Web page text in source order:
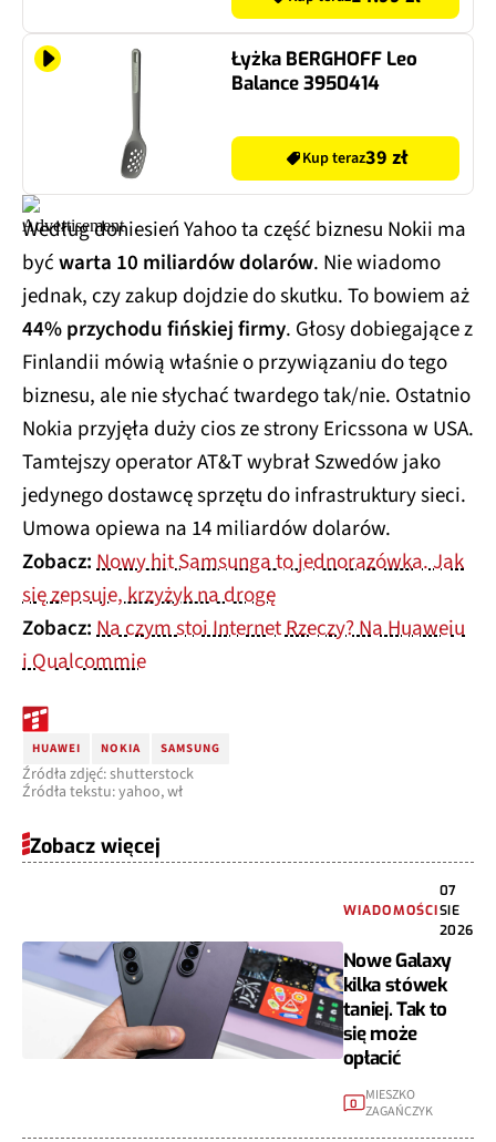
Łyżka BERGHOFF Leo
Balance 3950414
Kup teraz39 zł
Według doniesień Yahoo ta część biznesu Nokii ma
byćwarta 10 miliardów dolarów. Nie wiadomo
jednak, czy zakup dojdzie do skutku. To bowiem aż
44% przychodu fińskiej firmy. Głosy dobiegające z
Finlandii mówią właśnie o przywiązaniu do tego
biznesu, ale nie słychać twardego tak/nie. Ostatnio
Nokia przyjęła duży cios ze strony Ericssona w USA.
Tamtejszy operator AT&T wybrał Szwedów jako
jedynego dostawcę sprzętu do infrastruktury sieci.
Umowa opiewa na 14 miliardów dolarów.
Zobacz:Nowy hit Samsunga to jednorazówka. Jak
się zepsuje, krzyżyk na drogę
Zobacz:Na czym stoi Internet Rzeczy? Na Huaweiu
i Qualcommie
HUAWEI NOKIA SAMSUNG
Źródła zdjęć: shutterstock
Źródła tekstu: yahoo, wł
Zobacz więcej
WIADOMOŚCI
07
SIE
2026
Nowe Galaxy
kilka stówek
taniej. Tak to
się może
opłacić
0 MIESZKO
ZAGAŃCZYK